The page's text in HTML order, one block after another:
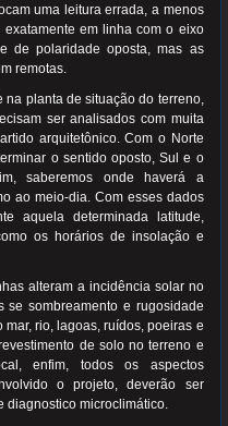
uma leitura errada, a menos
em linha com o eixo
de polaridade oposta, mas as
remotas.
planta de situação do terreno,
ser analisados com muita
arquitetônico. Com o Norte
o sentido oposto, Sul e o
saberemos onde haverá a
ao meio-dia. Com esses dados
aquela determinada latitude,
os horários de insolação e
alteram a incidência solar no
se sombreamento e rugosidade
rio, lagoas, ruídos, poeiras e
de solo no terreno e
enfim, todos os aspectos
o projeto, deverão ser
diagnostico microclimático.